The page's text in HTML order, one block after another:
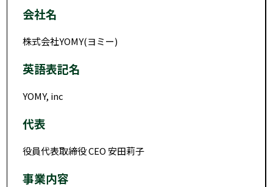
会社名
株式会社YOMY(ヨミー)
英語表記名
YOMY, inc
代表
役員代表取締役 CEO 安田莉子
事業内容